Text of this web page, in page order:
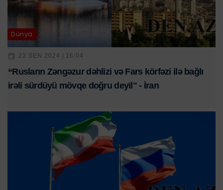
Dünya
23 SEN 2024 | 16:04
“Rusların Zəngəzur dəhlizi və Fars körfəzi ilə bağlı
irəli sürdüyü mövqe doğru deyil" - İran